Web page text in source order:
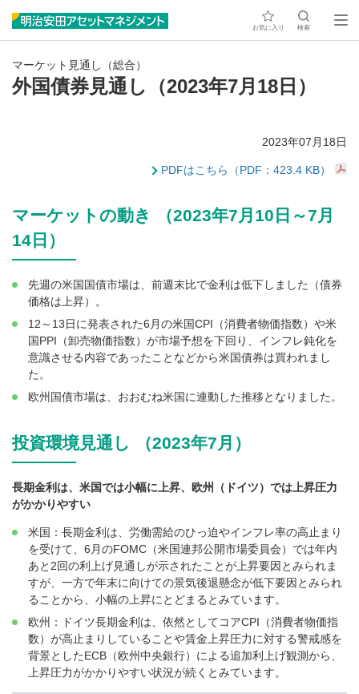
お気に入り 検索
マーケット見通し（総合）
外国債券見通し（2023年7月18日）
2023年07月18日
PDFはこちら（PDF：423.4 KB）
マーケットの動き （2023年7月10日～7月
14日）
先週の米国国債市場は、前週末比で金利は低下しました（債券
価格は上昇）。
12～13日に発表された6月の米国CPI（消費者物価指数）や米
国PPI（卸売物価指数）が市場予想を下回り、インフレ鈍化を
意識させる内容であったことなどから米国債券は買われまし
た。
欧州国債市場は、おおむね米国に連動した推移となりました。
投資環境見通し （2023年7月）
長期金利は、米国では小幅に上昇、欧州（ドイツ）では上昇圧力
がかかりやすい
米国：長期金利は、労働需給のひっ迫やインフレ率の高止まり
を受けて、6月のFOMC（米国連邦公開市場委員会）では年内
あと2回の利上げ見通しが示されたことが上昇要因とみられま
すが、一方で年末に向けての景気後退懸念が低下要因とみられ
ることから、小幅の上昇にとどまるとみています。
欧州：ドイツ長期金利は、依然としてコアCPI（消費者物価指
数）が高止まりしていることや賃金上昇圧力に対する警戒感を
背景としたECB（欧州中央銀行）による追加利上げ観測から、
上昇圧力がかかりやすい状況が続くとみています。